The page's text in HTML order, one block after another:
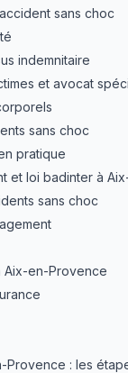
sans choc
indemnitaire
et avocat
sans choc
pratique
et loi badinter à
sans choc
Aix-en-Provence
: les